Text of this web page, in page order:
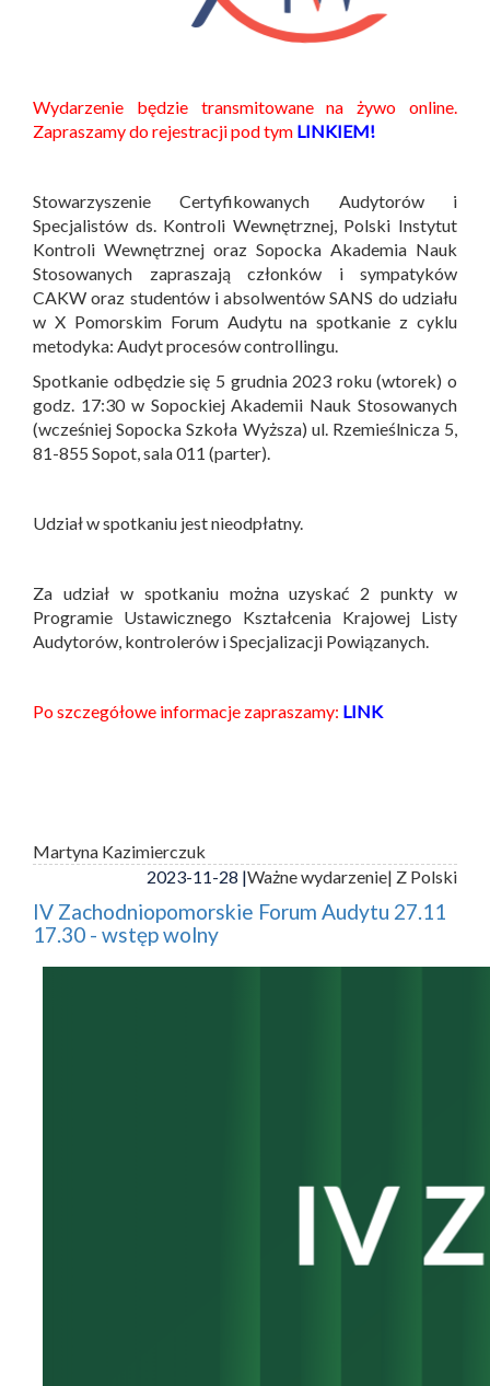
Wydarzenie będzie transmitowane na żywo online.
Zapraszamy do rejestracji pod tym LINKIEM!
Stowarzyszenie Certyfikowanych Audytorów i
Specjalistów ds. Kontroli Wewnętrznej, Polski Instytut
Kontroli Wewnętrznej oraz Sopocka Akademia Nauk
Stosowanych zapraszają członków i sympatyków
CAKW oraz studentów i absolwentów SANS do udziału
w X Pomorskim Forum Audytu na spotkanie z cyklu
metodyka: Audyt procesów controllingu.
Spotkanie odbędzie się 5 grudnia 2023 roku (wtorek) o
godz. 17:30 w Sopockiej Akademii Nauk Stosowanych
(wcześniej Sopocka Szkoła Wyższa) ul. Rzemieślnicza 5,
81-855 Sopot, sala 011 (parter).
Udział w spotkaniu jest nieodpłatny.
Za udział w spotkaniu można uzyskać 2 punkty w
Programie Ustawicznego Kształcenia Krajowej Listy
Audytorów, kontrolerów i Specjalizacji Powiązanych.
Po szczegółowe informacje zapraszamy: LINK
Martyna Kazimierczuk
2023-11-28 |Ważne wydarzenie| Z Polski
IV Zachodniopomorskie Forum Audytu 27.11
17.30 - wstęp wolny